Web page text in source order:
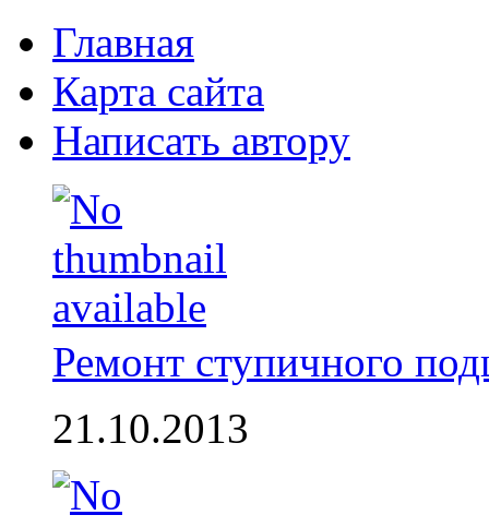
Главная
Карта сайта
Написать автору
Ремонт ступичного
21.10.2013